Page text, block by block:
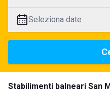
Seleziona date
Stabilimenti balneari San